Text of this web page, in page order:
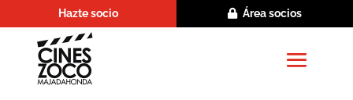
Hazte socio Área socios